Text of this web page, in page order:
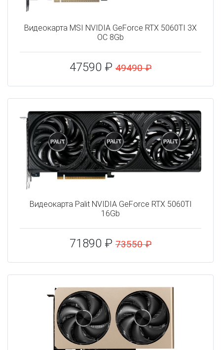
Видеокарта MSI NVIDIA GeForce RTX 5060TI 3X
OC 8Gb
47590 ₽ 49490 ₽
Видеокарта Palit NVIDIA GeForce RTX 5060TI
16Gb
71890 ₽ 73550 ₽